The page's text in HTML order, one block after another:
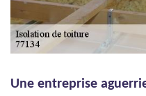
Une entreprise